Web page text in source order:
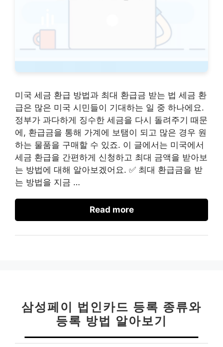
미국 세금 환급 방법과 최대 환급금 받는 법 세금 환
급은 많은 미국 시민들이 기대하는 일 중 하나에요.
정부가 과다하게 징수한 세금을 다시 돌려주기 때문
에, 환급금을 통해 가계에 보탬이 되고 많은 경우 원
하는 물품을 구매할 수 있죠. 이 글에서는 미국에서
세금 환급을 간편하게 신청하고 최대 금액을 받아보
는 방법에 대해 알아보겠어요. ✅ 최대 환급금을 받
는 방법을 지금 …
Read more
삼성페이 법인카드 등록 종류와
등록 방법 알아보기